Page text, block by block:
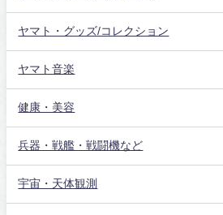
ヤマト・グッズ/コレクション
ヤマト音楽
健康・美容
兵器・戦艦・戦闘機など
宇宙・天体観測